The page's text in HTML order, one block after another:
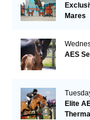
Mares
AES
Elite